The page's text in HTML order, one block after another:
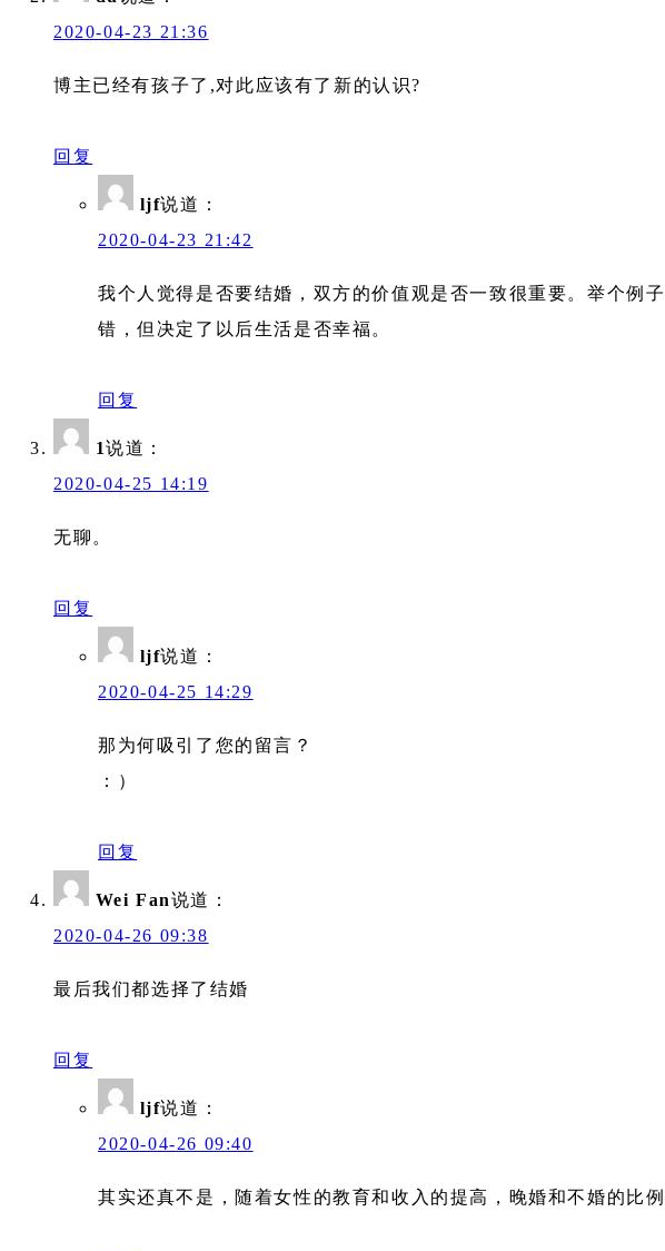
2020-04-23 21:36
博主已经有孩子了,对此应该有了新的认识?
回复
ljf说道：
2020-04-23 21:42
我个人觉得是否要结婚，双方的价值观是否一致很重要。举个例
错，但决定了以后生活是否幸福。
回复
1说道：
2020-04-25 14:19
无聊。
回复
ljf说道：
2020-04-25 14:29
那为何吸引了您的留言？
：）
回复
Wei Fan说道：
2020-04-26 09:38
最后我们都选择了结婚
回复
ljf说道：
2020-04-26 09:40
其实还真不是，随着女性的教育和收入的提高，晚婚和不婚的比例